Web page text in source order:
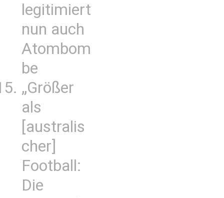
legitimiert
nun auch
Atombom
be
„Größer
als
[australis
cher]
Football:
Die